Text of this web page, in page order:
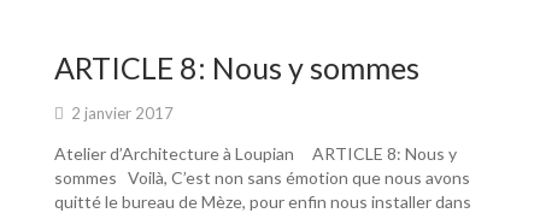
o
o
k
er
ARTICLE 8: Nous y sommes
2 janvier 2017
Atelier d’Architecture à Loupian ARTICLE 8: Nous y
sommes Voilà, C’est non sans émotion que nous avons
quitté le bureau de Mèze, pour enfin nous installer dans